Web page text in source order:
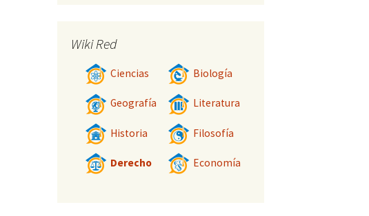
Wiki Red
Ciencias Biología
Geografía Literatura
Historia Filosofía
Derecho Economía